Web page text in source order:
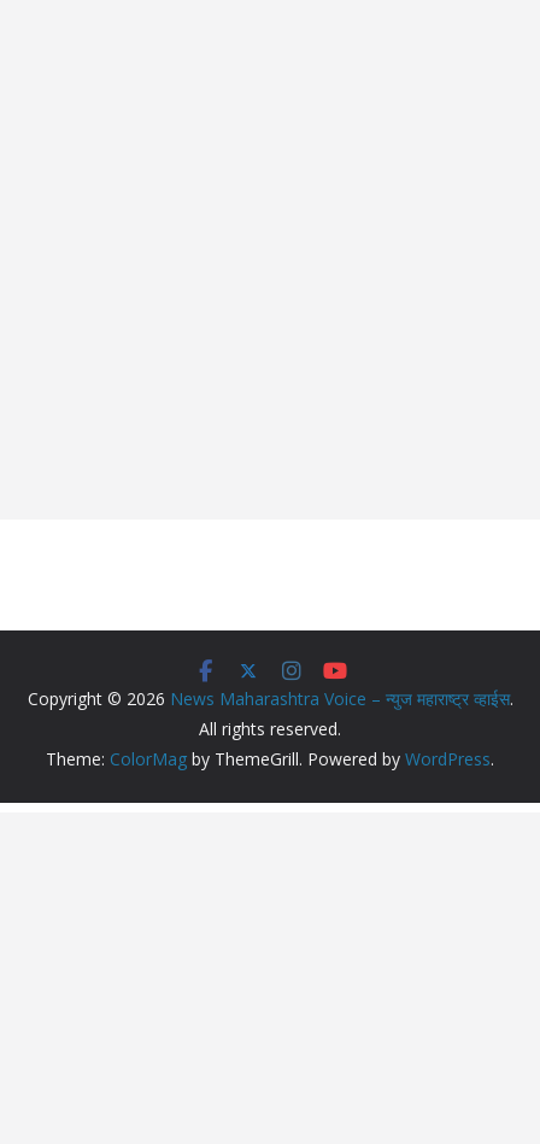
Copyright © 2026 News Maharashtra Voice – न्युज महाराष्ट्र व्हाईस.
All rights reserved.
Theme: ColorMag by ThemeGrill. Powered by WordPress.